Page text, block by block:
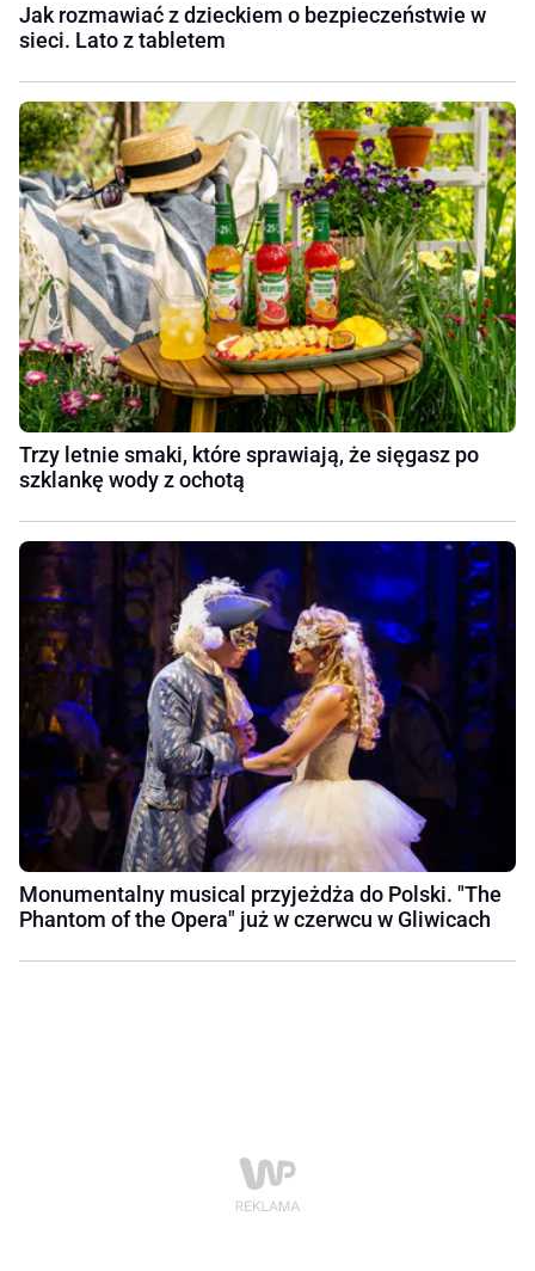
Jak rozmawiać z dzieckiem o bezpieczeństwie w
sieci. Lato z tabletem
Trzy letnie smaki, które sprawiają, że sięgasz po
szklankę wody z ochotą
Monumentalny musical przyjeżdża do Polski. "The
Phantom of the Opera" już w czerwcu w Gliwicach